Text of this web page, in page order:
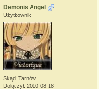
Demonis Angel
Użytkownik
Skąd: Tarnów
Dołączył: 2010-08-18